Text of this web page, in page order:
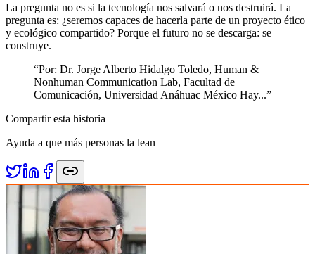
La pregunta no es si la tecnología nos salvará o nos destruirá. La
pregunta es: ¿seremos capaces de hacerla parte de un proyecto ético
y ecológico compartido? Porque el futuro no se descarga: se
construye.
“Por: Dr. Jorge Alberto Hidalgo Toledo, Human &
Nonhuman Communication Lab, Facultad de
Comunicación, Universidad Anáhuac México Hay...”
Compartir esta historia
Ayuda a que más personas la lean